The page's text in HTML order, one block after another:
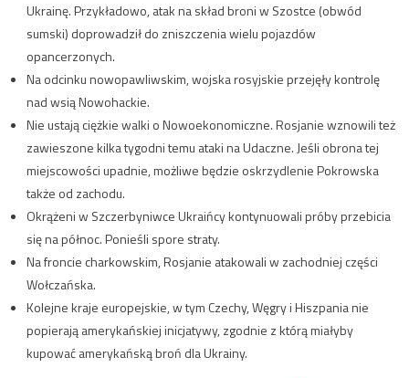
Ukrainę. Przykładowo, atak na skład broni w Szostce (obwód
sumski) doprowadził do zniszczenia wielu pojazdów
opancerzonych.
Na odcinku nowopawliwskim, wojska rosyjskie przejęły kontrolę
nad wsią Nowohackie.
Nie ustają ciężkie walki o Nowoekonomiczne. Rosjanie wznowili też
zawieszone kilka tygodni temu ataki na Udaczne. Jeśli obrona tej
miejscowości upadnie, możliwe będzie oskrzydlenie Pokrowska
także od zachodu.
Okrążeni w Szczerbyniwce Ukraińcy kontynuowali próby przebicia
się na północ. Ponieśli spore straty.
Na froncie charkowskim, Rosjanie atakowali w zachodniej części
Wołczańska.
Kolejne kraje europejskie, w tym Czechy, Węgry i Hiszpania nie
popierają amerykańskiej inicjatywy, zgodnie z którą miałyby
kupować amerykańską broń dla Ukrainy.